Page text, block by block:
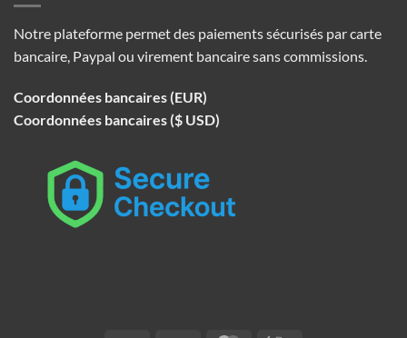
Notre plateforme permet des paiements sécurisés par carte
bancaire, Paypal ou virement bancaire sans commissions.
Coordonnées bancaires (EUR)
Coordonnées bancaires ($ USD)